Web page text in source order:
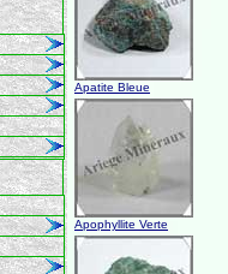
Apatite Bleue
Apophyllite Verte